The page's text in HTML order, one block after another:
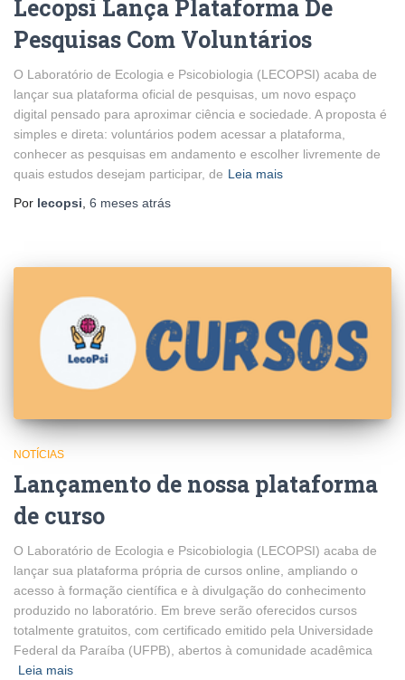
Lecopsi Lança Plataforma De
Pesquisas Com Voluntários
O Laboratório de Ecologia e Psicobiologia (LECOPSI) acaba de
lançar sua plataforma oficial de pesquisas, um novo espaço
digital pensado para aproximar ciência e sociedade. A proposta é
simples e direta: voluntários podem acessar a plataforma,
conhecer as pesquisas em andamento e escolher livremente de
quais estudos desejam participar, de Leia mais
Por lecopsi, 6 meses atrás
NOTÍCIAS
Lançamento de nossa plataforma
de curso
O Laboratório de Ecologia e Psicobiologia (LECOPSI) acaba de
lançar sua plataforma própria de cursos online, ampliando o
acesso à formação científica e à divulgação do conhecimento
produzido no laboratório. Em breve serão oferecidos cursos
totalmente gratuitos, com certificado emitido pela Universidade
Federal da Paraíba (UFPB), abertos à comunidade acadêmica
Leia mais